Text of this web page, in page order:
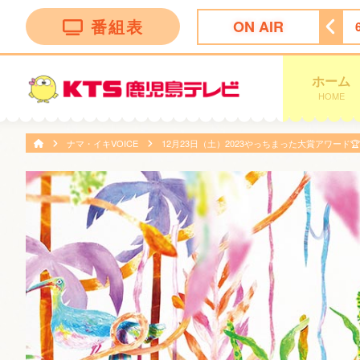
番組表 ON AIR
ーニーズテレビショッピング ＴＨＥフィッシング
ホーム
HOME
ナマ・イキVOICE 12月23日（土）2023やっちまった大賞アワード🏆